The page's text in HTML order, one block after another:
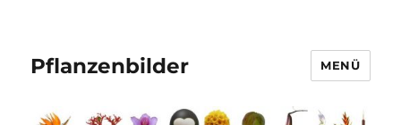
Pflanzenbilder MENÜ